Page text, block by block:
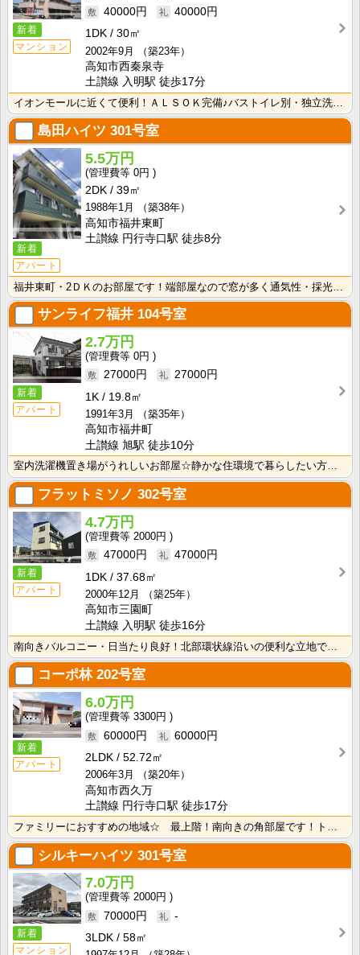
新着
マンション
40000円
40000円
1DK
30㎡
2002年9月
（築23年）
高知市西秦泉寺
土讃線 入明駅 徒歩17分
島田ハイツ 301号室
新着
アパート
5.5万円
0円
2DK
39㎡
1988年1月
（築38年）
高知市福井東町
土讃線 円行寺口駅 徒歩8分
サンライフ福井 104号室
新着
アパート
2.7万円
0円
27000円
27000円
1K
19.8㎡
1991年3月
（築35年）
高知市福井町
土讃線 旭駅 徒歩10分
室内洗濯機置き場がうれしいお部屋☆静かな住環境で暮らしたい方にオススメ！ 角部屋なので窓が多く、明る･･･
フラットミソノ 302号室
新着
アパート
4.7万円
2000円
47000円
47000円
1DK
37.68㎡
2000年12月
（築25年）
高知市三園町
土讃線 入明駅 徒歩16分
コーポ林202号室
新着
アパート
6.0万円
3300円
60000円
60000円
2LDK
52.72㎡
2006年3月
（築20年）
高知市西久万
土讃線 円行寺口駅 徒歩17分
シルキーハイツ 301号室
新着
マンション
7.0万円
2000円
70000円
-
3LDK
58㎡